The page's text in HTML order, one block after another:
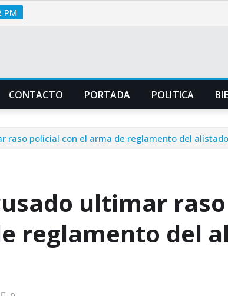
PM
CONTACTO PORTADA POLITICA
raso policial con el arma de reglamento del
ultimar
reglamento del